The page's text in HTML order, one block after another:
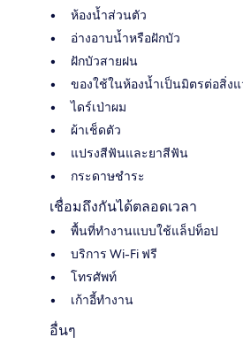
ห้องน้ำส่วนตัว
อ่างอาบน้ำหรือฝักบัว
ฝักบัวสายฝน
ของใช้ในห้องน้ำเป็นมิตรต่อสิ่ง
ไดร์เป่าผม
ผ้าเช็ดตัว
แปรงสีฟันและยาสีฟัน
กระดาษชำระ
เชื่อมถึงกันได้ตลอดเวลา
พื้นที่ทำงานแบบใช้แล็ปท็อป
บริการ Wi-Fi ฟรี
โทรศัพท์
เก้าอี้ทำงาน
อื่นๆ